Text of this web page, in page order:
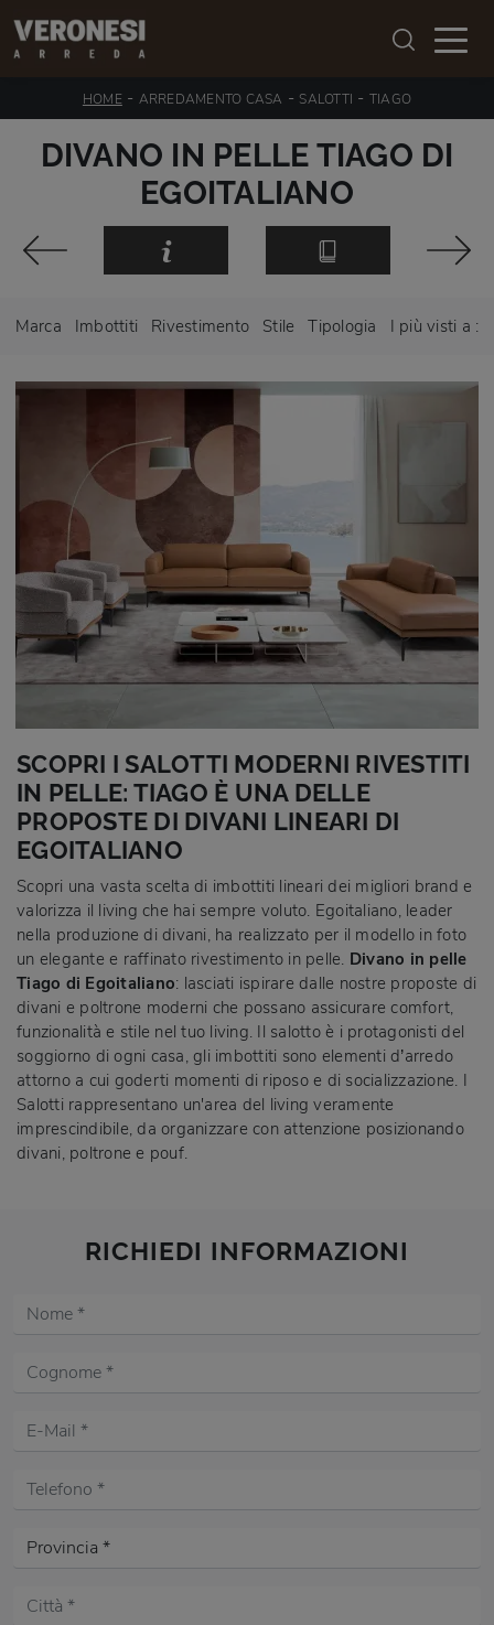
HOME - ARREDAMENTO CASA - SALOTTI - TIAGO
DIVANO IN PELLE TIAGO DI
EGOITALIANO
Marca Imbottiti Rivestimento Stile Tipologia I più visti a :
SCOPRI I SALOTTI MODERNI RIVESTITI
IN PELLE: TIAGO È UNA DELLE
PROPOSTE DI DIVANI LINEARI DI
EGOITALIANO
Scopri una vasta scelta di imbottiti lineari dei migliori brand e
valorizza il living che hai sempre voluto. Egoitaliano, leader
nella produzione di divani, ha realizzato per il modello in foto
un elegante e raffinato rivestimento in pelle. Divano in pelle
Tiago di Egoitaliano: lasciati ispirare dalle nostre proposte di
divani e poltrone moderni che possano assicurare comfort,
funzionalità e stile nel tuo living. Il salotto è i protagonisti del
soggiorno di ogni casa, gli imbottiti sono elementi d’arredo
attorno a cui goderti momenti di riposo e di socializzazione. I
Salotti rappresentano un'area del living veramente
imprescindibile, da organizzare con attenzione posizionando
divani, poltrone e pouf.
RICHIEDI INFORMAZIONI